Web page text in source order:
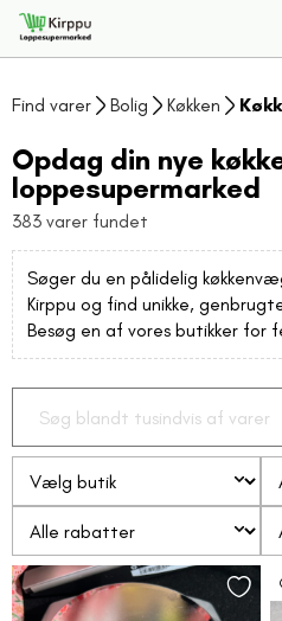
Find varer Bolig Køkken
Opdag din nye
loppesupermarked
383 varer fundet
Søger du en pålidelig
Kirppu og find unikke,
Besøg en af vores butikker for